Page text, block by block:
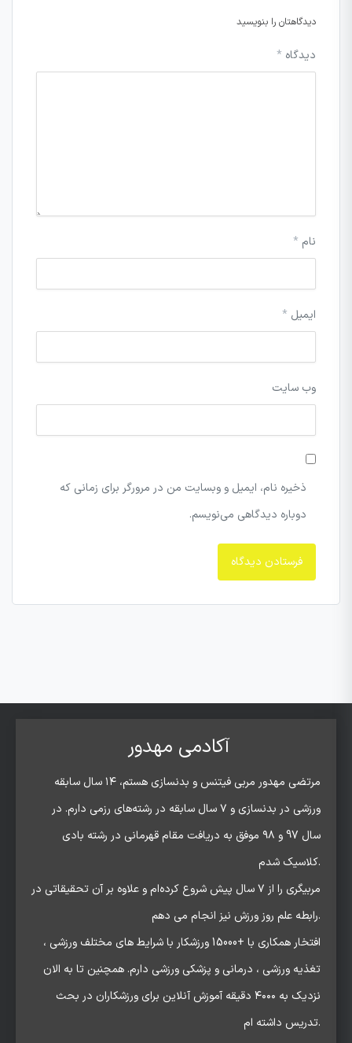
دیدگاهتان را بنویسید
دیدگاه *
نام *
ایمیل *
وب‌ سایت
ذخیره نام، ایمیل و وبسایت من در مرورگر برای زمانی که
دوباره دیدگاهی می‌نویسم.
آکادمی مهدور
مرتضی مهدور مربی فیتنس و بدنسازی هستم، ۱۴ سال سابقه
ورزشی در بدنسازی و ۷ سال سابقه در رشته‌های رزمی دارم. در
سال 97 و ۹۸ موفق به دریافت مقام قهرمانی در رشته بادی
کلاسیک شدم.
مربیگری را از ۷ سال پیش شروع کرده‌ام و علاوه بر آن تحقیقاتی در
رابطه علم روز ورزش نیز انجام می دهم.
افتخار همکاری با +15000 ورزشکار با شرایط های مختلف ورزشی ،
تغذیه ورزشی ، درمانی و پزشکی ورزشی دارم. همچنین تا به الان
نزدیک به ۴۰۰۰ دقیقه آموزش آنلاین برای ورزشکاران در بحث
تدریس داشته ام.